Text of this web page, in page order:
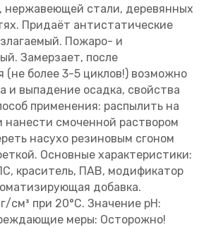
нержавеющей стали, деревянных
Придаёт антистатические
Пожаро- и
Замерзает, после
(не более 3-5 циклов!) возможно
и выпадение осадка, свойства
применения: распылить на
нанести смоченной раствором
насухо резиновым сгоном
Основные характеристики:
краситель, ПАВ, модификатор
добавка.
см³ при 20°С. Значение pH:
меры: Осторожно!